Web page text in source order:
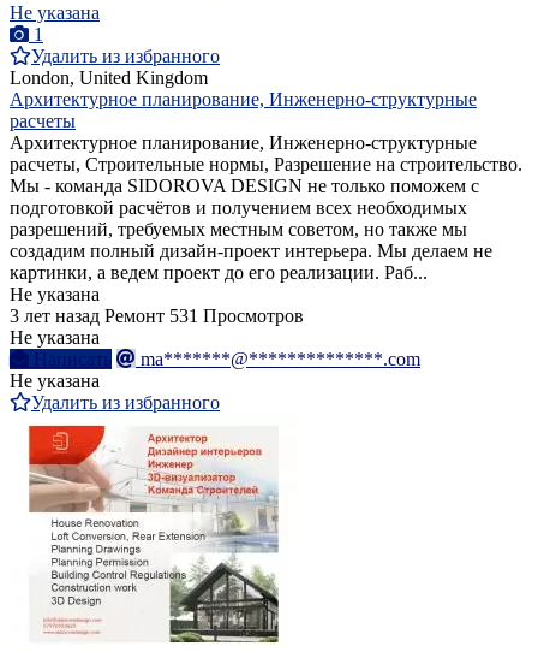
Не указана
1
Удалить из избранного
London, United Kingdom
Архитектурное планирование, Инженерно-структурные
расчеты
Архитектурное планирование, Инженерно-структурные
расчеты, Строительные нормы, Разрешение на строительство.
Мы - команда SIDOROVA DESIGN не только поможем с
подготовкой расчётов и получением всех необходимых
разрешений, требуемых местным советом, но также мы
создадим полный дизайн-проект интерьера. Мы делаем не
картинки, а ведем проект до его реализации. Раб...
Не указана
3 лет назад Ремонт 531 Просмотров
Не указана
Написать
ma*******@**************.com
Не указана
Удалить из избранного